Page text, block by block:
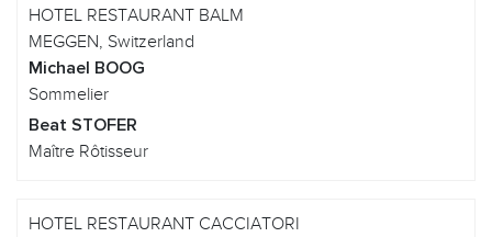
HOTEL RESTAURANT BALM
MEGGEN, Switzerland
Michael BOOG
Sommelier
Beat STOFER
Maître Rôtisseur
HOTEL RESTAURANT CACCIATORI